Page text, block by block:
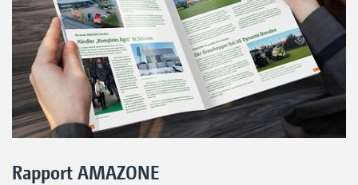
Rapport AMAZONE